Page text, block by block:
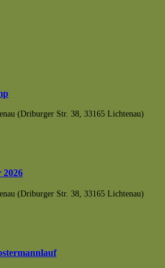
(Driburger Str. 38, 33165 Lichtenau)
(Driburger Str. 38, 33165 Lichtenau)